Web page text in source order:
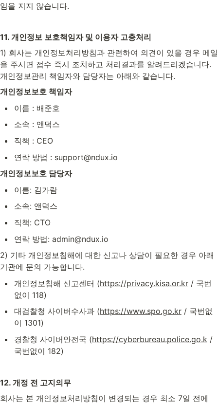
임을 지지 않습니다.
11. 개인정보 보호책임자 및 이용자 고충처리
1) 회사는 개인정보처리방침과 관련하여 의견이 있을 경우 메일
을 주시면 접수 즉시 조치하고 처리결과를 알려드리겠습니다.
개인정보관리 책임자와 담당자는 아래와 같습니다.
개인정보보호 책임자
이름 : 배준호
소속 : 앤덕스
직책 : CEO
연락 방법 : support@ndux.io
개인정보보호 담당자
이름: 김가람
소속: 앤덕스
직책: CTO
연락 방법: admin@ndux.io
2) 기타 개인정보침해에 대한 신고나 상담이 필요한 경우 아래
기관에 문의 가능합니다.
개인정보침해 신고센터 (https://privacy.kisa.or.kr / 국번
없이 118)
대검찰청 사이버수사과 (https://www.spo.go.kr / 국번없
이 1301)
경찰청 사이버안전국 (https://cyberbureau.police.go.k /
국번없이 182)
12. 개정 전 고지의무
회사는 본 개인정보처리방침이 변경되는 경우 최소 7일 전에